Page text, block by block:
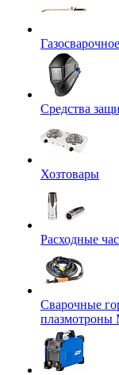
Средства
Хозтовары
Расходные
Сварочные